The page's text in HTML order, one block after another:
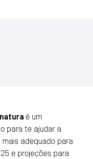
é um
para te ajudar a
mais adequado para
e projeções para